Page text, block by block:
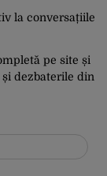
la conversațiile
pe site și
dezbaterile din